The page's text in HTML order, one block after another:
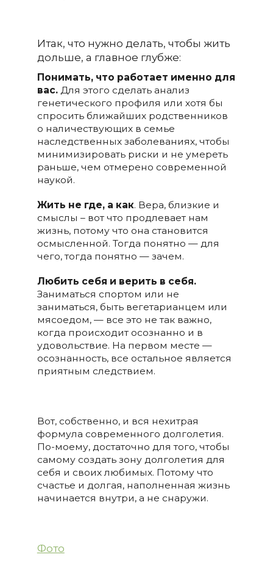
Итак, что нужно делать, чтобы жить
дольше, а главное глубже:
Понимать, что работает именно для
вас.Для этого сделать анализ
генетического профиля или хотя бы
спросить ближайших родственников
о наличествующих в семье
наследственных заболеваниях, чтобы
минимизировать риски и не умереть
раньше, чем отмерено современной
наукой.
Жить не где, а как. Вера, близкие и
смыслы – вот что продлевает нам
жизнь, потому что она становится
осмысленной. Тогда понятно — для
чего, тогда понятно — зачем.
Любить себя и верить в себя.
Заниматься спортом или не
заниматься, быть вегетарианцем или
мясоедом, — все это не так важно,
когда происходит осознанно и в
удовольствие. На первом месте —
осознанность, все остальное является
приятным следствием.
Вот, собственно, и вся нехитрая
формула современного долголетия.
По-моему, достаточно для того, чтобы
самому создать зону долголетия для
себя и своих любимых. Потому что
счастье и долгая, наполненная жизнь
начинается внутри, а не снаружи.
Фото